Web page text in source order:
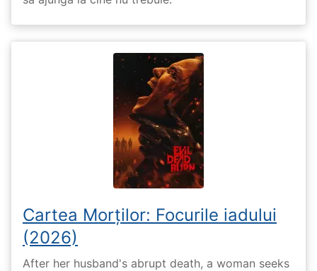
Cartea Morților: Focurile iadului
(2026)
After her husband's abrupt death, a woman seeks